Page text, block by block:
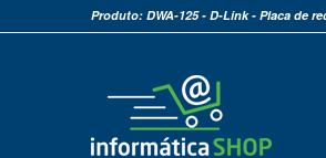
Produto: DWA-125 - D-Link - Placa de